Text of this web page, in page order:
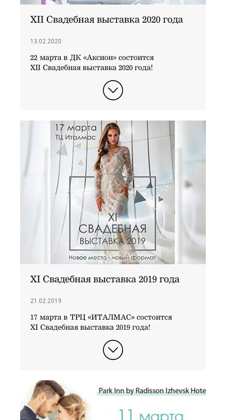
XII Свадебная выставка 2020 года
13.02.2020
22 марта в ДК «Аксион» состоится
XII Свадебная выставка 2020 года!
XI Свадебная выставка 2019 года
21.02.2019
17 марта в ТРЦ «ИТАЛМАС» состоится
XI Свадебная выставка 2019 года!